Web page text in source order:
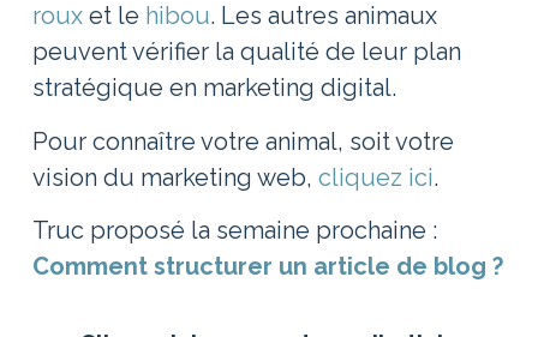
rouxet le hibou. Les autres animaux
peuvent vérifier la qualité de leur plan
stratégique en marketing digital.
Pour connaître votre animal, soit votre
vision du marketing web, cliquez ici.
Truc proposé la semaine prochaine :
Comment structurer un article de blog ?